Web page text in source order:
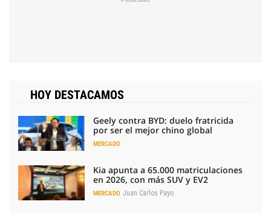
HOY DESTACAMOS
Geely contra BYD: duelo fratricida
por ser el mejor chino global
MERCADO
Kia apunta a 65.000 matriculaciones
en 2026, con más SUV y EV2
MERCADO Juan Carlos Payo